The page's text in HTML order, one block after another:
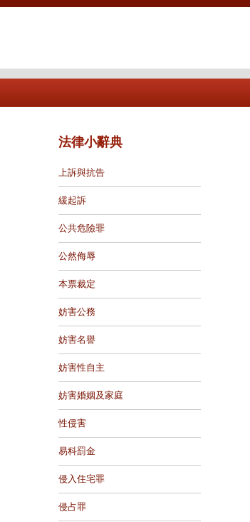
法律小辭典
上訴與抗告
緩起訴
公共危險罪
公然侮辱
本票裁定
妨害公務
妨害名譽
妨害性自主
妨害婚姻及家庭
性侵害
易科罰金
侵入住宅罪
侵占罪